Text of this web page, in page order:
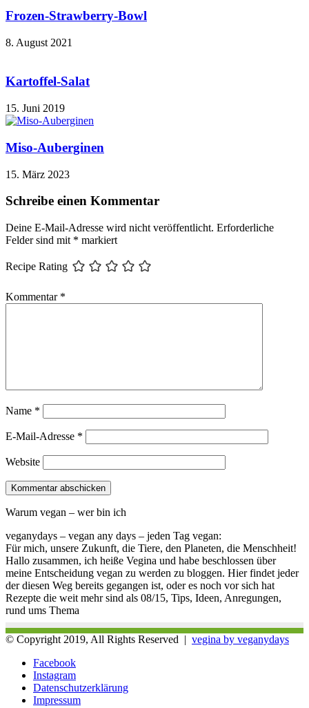
Frozen-Strawberry-Bowl
8. August 2021
Kartoffel-Salat
15. Juni 2019
Miso-Auberginen
15. März 2023
Schreibe einen Kommentar
Deine E-Mail-Adresse wird nicht veröffentlicht. Erforderliche
Felder sind mit * markiert
Recipe Rating
Kommentar *
Name *
E-Mail-Adresse *
Website
Warum vegan – wer bin ich
veganydays – vegan any days – jeden Tag vegan:
Für mich, unsere Zukunft, die Tiere, den Planeten, die Menschheit!
Hallo zusammen, ich heiße Vegina und habe beschlossen über
meine Entscheidung vegan zu werden zu bloggen. Hier findet jeder
der diesen Weg bereits gegangen ist, oder es noch vor sich hat
Rezepte die weit mehr sind als 08/15, Tips, Ideen, Anregungen,
rund ums Thema
© Copyright 2019, All Rights Reserved | vegina by veganydays
Facebook
Instagram
Datenschutzerklärung
Impressum